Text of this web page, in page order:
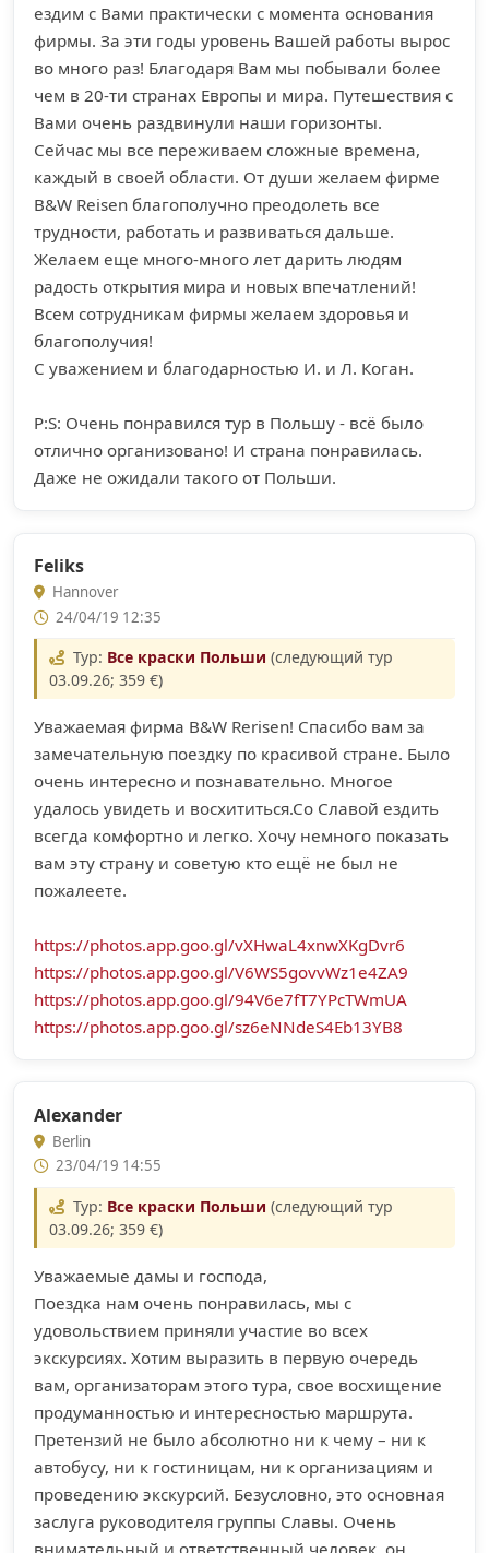
ездим с Вами практически с момента основания
фирмы. За эти годы уровень Вашей работы вырос
во много раз! Благодаря Вам мы побывали более
чем в 20-ти странах Европы и мира. Путешествия с
Вами очень раздвинули наши горизонты.
Сейчас мы все переживаем сложные времена,
каждый в своей области. От души желаем фирме
B&W Reisen благополучно преодолеть все
трудности, работать и развиваться дальше.
Желаем еще много-много лет дарить людям
радость открытия мира и новых впечатлений!
Всем сотрудникам фирмы желаем здоровья и
благополучия!
С уважением и благодарностью И. и Л. Коган.
P:S: Очень понравился тур в Польшу - всё было
отлично организовано! И страна понравилась.
Даже не ожидали такого от Польши.
Feliks
Hannover
24/04/19 12:35
Тур: Все краски Польши (следующий тур
03.09.26; 359 €)
Уважаемая фирма B&W Rerisen! Спасибо вам за
замечательную поездку по красивой стране. Было
очень интересно и познавательно. Многое
удалось увидеть и восхититься.Со Славой ездить
всегда комфортно и легко. Хочу немного показать
вам эту страну и советую кто ещё не был не
пожалеете.
https://photos.app.goo.gl/vXHwaL4xnwXKgDvr6
https://photos.app.goo.gl/V6WS5govvWz1e4ZA9
https://photos.app.goo.gl/94V6e7fT7YPcTWmUA
https://photos.app.goo.gl/sz6eNNdeS4Eb13YB8
Alexander
Berlin
23/04/19 14:55
Тур: Все краски Польши (следующий тур
03.09.26; 359 €)
Уважаемые дамы и господа,
Поездка нам очень понравилась, мы с
удовольствием приняли участие во всех
экскурсиях. Хотим выразить в первую очередь
вам, организаторам этого тура, свое восхищение
продуманностью и интересностью маршрута.
Претензий не было абсолютно ни к чему – ни к
автобусу, ни к гостиницам, ни к организациям и
проведению экскурсий. Безусловно, это основная
заслуга руководителя группы Славы. Очень
внимательный и ответственный человек, он